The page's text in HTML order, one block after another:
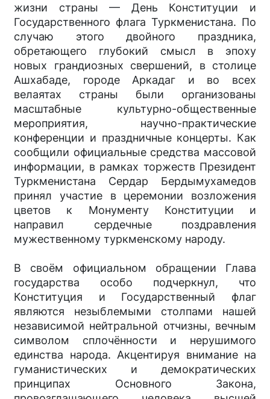
жизни страны — День Конституции и
Государственного флага Туркменистана. По
случаю этого двойного праздника,
обретающего глубокий смысл в эпоху
новых грандиозных свершений, в столице
Ашхабаде, городе Аркадаг и во всех
велаятах страны были организованы
масштабные культурно-общественные
мероприятия, научно-практические
конференции и праздничные концерты. Как
сообщили официальные средства массовой
информации, в рамках торжеств Президент
Туркменистана Сердар Бердымухамедов
принял участие в церемонии возложения
цветов к Монументу Конституции и
направил сердечные поздравления
мужественному туркменскому народу.
В своём официальном обращении Глава
государства особо подчеркнул, что
Конституция и Государственный флаг
являются незыблемыми столпами нашей
независимой нейтральной отчизны, вечным
символом сплочённости и нерушимого
единства народа. Акцентируя внимание на
гуманистических и демократических
принципах Основного Закона,